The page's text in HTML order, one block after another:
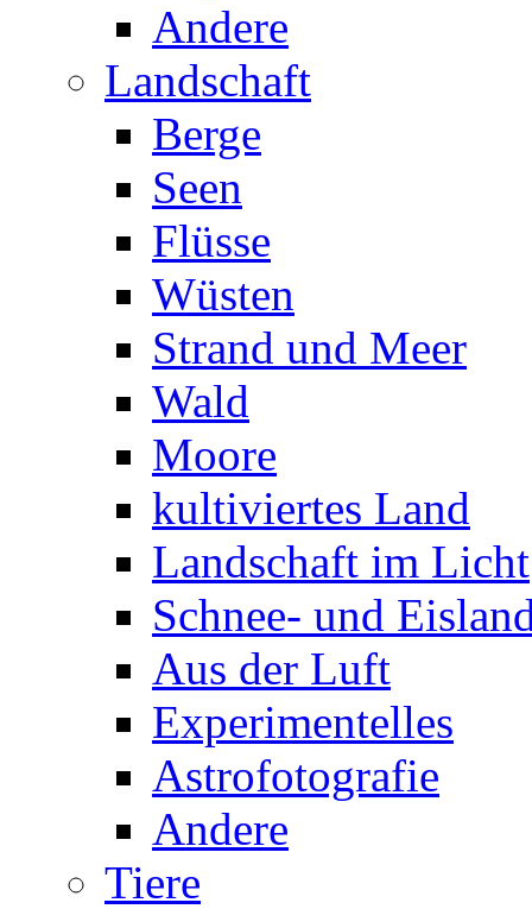
Andere
Landschaft
Berge
Seen
Flüsse
Wüsten
Strand und Meer
Wald
Moore
kultiviertes Land
Landschaft im Licht
Schnee- und
Aus der Luft
Experimentelles
Astrofotografie
Andere
Tiere